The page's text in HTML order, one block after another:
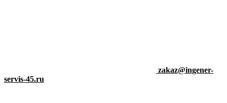
zakaz@ingener-
servis-45.ru